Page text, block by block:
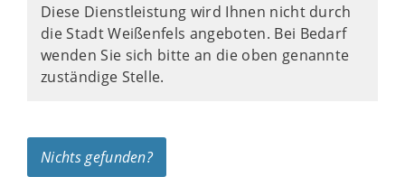
Diese Dienstleistung wird Ihnen nicht durch
die Stadt Weißenfels angeboten. Bei Bedarf
wenden Sie sich bitte an die oben genannte
zuständige Stelle.
Nichts gefunden?